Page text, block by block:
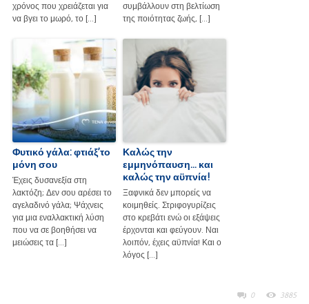
0 3885
χρόνος που χρειάζεται για
να βγει το μωρό, το […]
συμβάλλουν στη βελτίωση
της ποιότητας ζωής, […]
Φυτικό γάλα: φτιάξ’το
μόνη σου
Έχεις δυσανεξία στη
λακτόζη; Δεν σου αρέσει το
αγελαδινό γάλα; Ψάχνεις
για μια εναλλακτική λύση
που να σε βοηθήσει να
μειώσεις τα […]
Καλώς την
εμμηνόπαυση… και
καλώς την αϋπνία!
Ξαφνικά δεν μπορείς να
κοιμηθείς. Στριφογυρίζεις
στο κρεβάτι ενώ οι εξάψεις
έρχονται και φεύγουν. Ναι
λοιπόν, έχεις αϋπνία! Και ο
λόγος […]